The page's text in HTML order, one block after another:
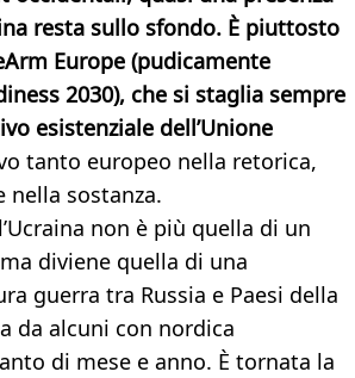
resta sullo sfondo. È piuttosto
Europe (pudicamente
2030), che si staglia sempre
esistenziale dell’Unione
tanto europeo nella retorica,
nella sostanza.
non è più quella di un
diviene quella di una
guerra tra Russia e Paesi della
da alcuni con nordica
di mese e anno. È tornata la